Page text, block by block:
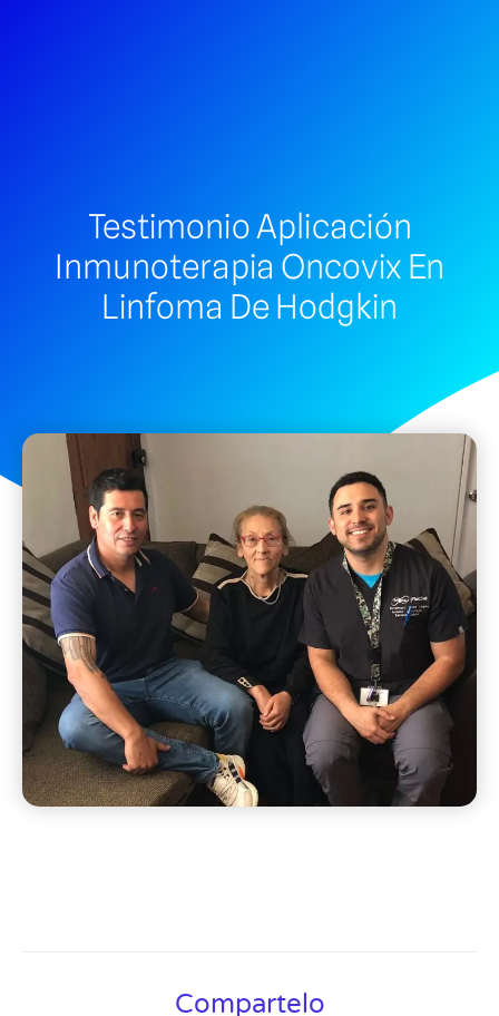
Testimonio Aplicación
Inmunoterapia Oncovix En
Linfoma De Hodgkin
Compartelo